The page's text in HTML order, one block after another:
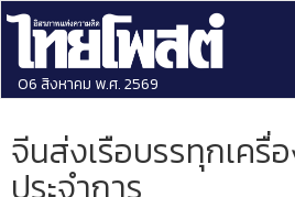
06 สิงหาคม พ.ศ. 2569
จีนส่งเรือบรรทุกเครื่